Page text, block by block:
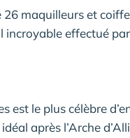
26 maquilleurs et
effectué
est le plus célèbre
après l’Arche